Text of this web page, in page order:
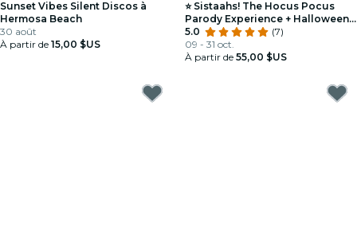
Sunset Vibes Silent Discos à
Hermosa Beach
30 août
À partir de 15,00 $US
⭐ Sistaahs! The Hocus Pocus
Parody Experience + Halloween
Party
5.0
(7)
09 - 31 oct.
À partir de 55,00 $US